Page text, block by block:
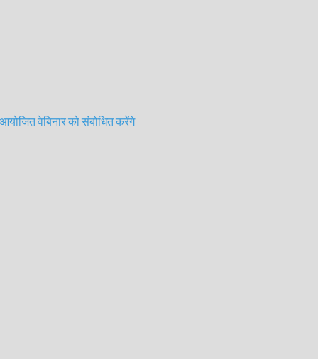
वेबिनार को संबोधित करेंगे